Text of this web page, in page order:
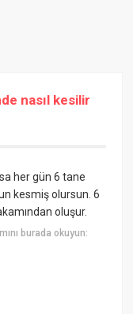
nasıl kesilir
her gün 6 tane
kesmiş olursun. 6
oluşur.
burada okuyun: